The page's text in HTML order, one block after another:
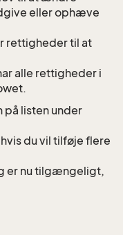
eller ophæve
rettigheder til at
alle rettigheder i
listen under
du vil tilføje flere
er nu tilgængeligt,